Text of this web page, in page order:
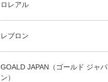
ロレアル
レブロン
GOALD JAPAN（ゴールド ジャパ
ン）